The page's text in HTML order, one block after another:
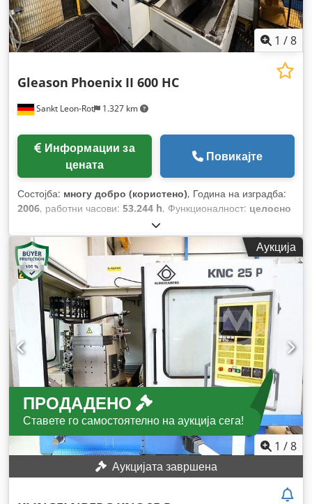
1 /8
Sankt Leon-Rot 1.327 km
Gleason Phoenix II 600 HC
цената
Повикајте
Состојба: многу добро (користено), Година на изградба:
2006, работни часови: 53.244 h, Функционалност: целосно
Аукција
ПРОДАДЕНО
Ставете го самостоятелно на аукција сега!
1 /8
Аукцијата завршена